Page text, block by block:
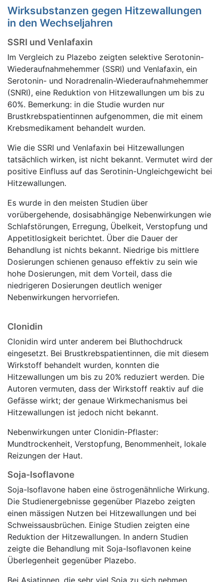
Wirksubstanzen gegen Hitzewallungen
in den Wechseljahren
SSRI und Venlafaxin
Im Vergleich zu Plazebo zeigten selektive Serotonin-
Wiederaufnahmehemmer (SSRI) und Venlafaxin, ein
Serotonin- und Noradrenalin-Wiederaufnahmehemmer
(SNRI), eine Reduktion von Hitzewallungen um bis zu
60%. Bemerkung: in die Studie wurden nur
Brustkrebspatientinnen aufgenommen, die mit einem
Krebsmedikament behandelt wurden.
Wie die SSRI und Venlafaxin bei Hitzewallungen
tatsächlich wirken, ist nicht bekannt. Vermutet wird der
positive Einfluss auf das Serotinin-Ungleichgewicht bei
Hitzewallungen.
Es wurde in den meisten Studien über
vorübergehende, dosisabhängige Nebenwirkungen wie
Schlafstörungen, Erregung, Übelkeit, Verstopfung und
Appetitlosigkeit berichtet. Über die Dauer der
Behandlung ist nichts bekannt. Niedrige bis mittlere
Dosierungen schienen genauso effektiv zu sein wie
hohe Dosierungen, mit dem Vorteil, dass die
niedrigeren Dosierungen deutlich weniger
Nebenwirkungen hervorriefen.
Clonidin
Clonidin wird unter anderem bei Bluthochdruck
eingesetzt. Bei Brustkrebspatientinnen, die mit diesem
Wirkstoff behandelt wurden, konnten die
Hitzewallungen um bis zu 20% reduziert werden. Die
Autoren vermuten, dass der Wirkstoff reaktiv auf die
Gefässe wirkt; der genaue Wirkmechanismus bei
Hitzewallungen ist jedoch nicht bekannt.
Nebenwirkungen unter Clonidin-Pflaster:
Mundtrockenheit, Verstopfung, Benommenheit, lokale
Reizungen der Haut.
Soja-Isoflavone
Soja-Isoflavone haben eine östrogenähnliche Wirkung.
Die Studienergebnisse gegenüber Plazebo zeigten
einen mässigen Nutzen bei Hitzewallungen und bei
Schweissausbrüchen. Einige Studien zeigten eine
Reduktion der Hitzewallungen. In andern Studien
zeigte die Behandlung mit Soja-Isoflavonen keine
Überlegenheit gegenüber Plazebo.
Bei Asiatinnen, die sehr viel Soja zu sich nehmen,